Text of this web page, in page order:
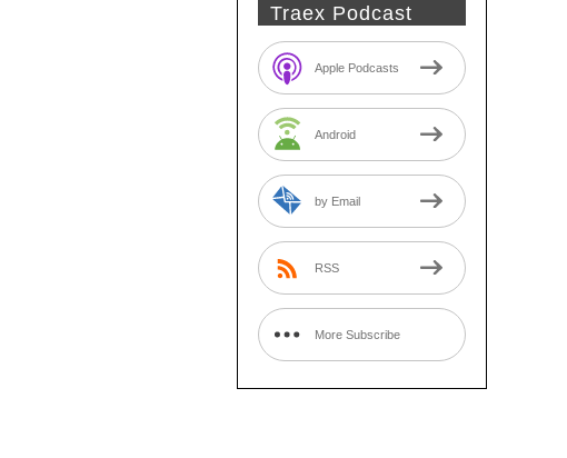
Traex Podcast
Apple Podcasts
Android
by Email
RSS
More Subscribe
Options